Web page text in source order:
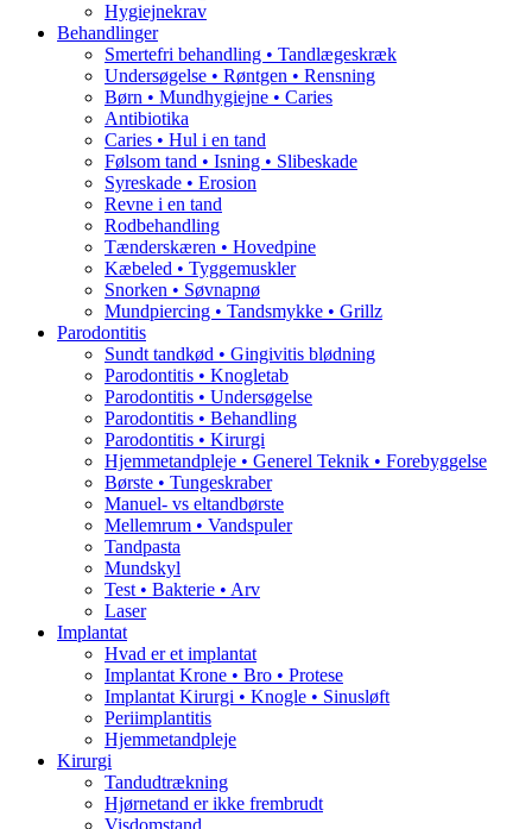
Hygiejnekrav
Behandlinger
Smertefri behandling • Tandlægeskræk
Undersøgelse • Røntgen • Rensning
Børn • Mundhygiejne • Caries
Antibiotika
Caries • Hul i en tand
Følsom tand • Isning • Slibeskade
Syreskade • Erosion
Revne i en tand
Rodbehandling
Tænderskæren • Hovedpine
Kæbeled • Tyggemuskler
Snorken • Søvnapnø
Mundpiercing • Tandsmykke • Grillz
Parodontitis
Sundt tandkød • Gingivitis blødning
Parodontitis • Knogletab
Parodontitis • Undersøgelse
Parodontitis • Behandling
Parodontitis • Kirurgi
Hjemmetandpleje • Generel Teknik • Forebyggelse
Børste • Tungeskraber
Manuel- vs eltandbørste
Mellemrum • Vandspuler
Tandpasta
Mundskyl
Test • Bakterie • Arv
Laser
Implantat
Hvad er et implantat
Implantat Krone • Bro • Protese
Implantat Kirurgi • Knogle • Sinusløft
Periimplantitis
Hjemmetandpleje
Kirurgi
Tandudtrækning
Hjørnetand er ikke frembrudt